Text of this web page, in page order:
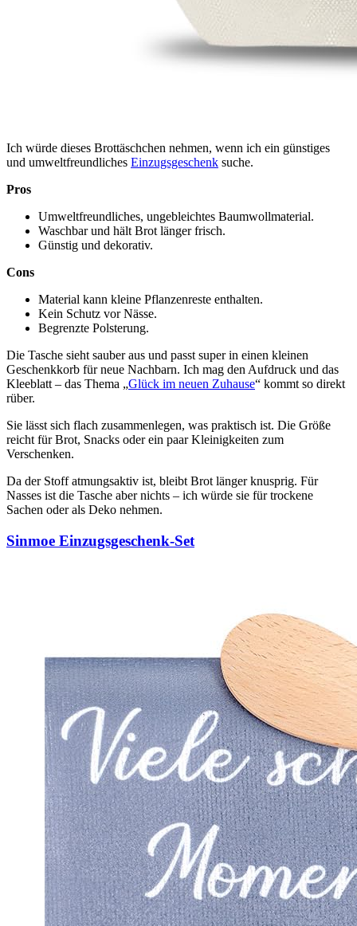
Ich würde dieses Brottäschchen nehmen, wenn ich ein günstiges
und umweltfreundliches Einzugsgeschenk suche.
Pros
Umweltfreundliches, ungebleichtes Baumwollmaterial.
Waschbar und hält Brot länger frisch.
Günstig und dekorativ.
Cons
Material kann kleine Pflanzenreste enthalten.
Kein Schutz vor Nässe.
Begrenzte Polsterung.
Die Tasche sieht sauber aus und passt super in einen kleinen
Geschenkkorb für neue Nachbarn. Ich mag den Aufdruck und das
Kleeblatt – das Thema „Glück im neuen Zuhause“ kommt so direkt
rüber.
Sie lässt sich flach zusammenlegen, was praktisch ist. Die Größe
reicht für Brot, Snacks oder ein paar Kleinigkeiten zum
Verschenken.
Da der Stoff atmungsaktiv ist, bleibt Brot länger knusprig. Für
Nasses ist die Tasche aber nichts – ich würde sie für trockene
Sachen oder als Deko nehmen.
Sinmoe Einzugsgeschenk-Set